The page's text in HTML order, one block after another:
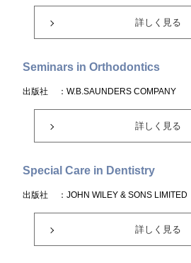
詳しく見る
Seminars in Orthodontics
出版社 ：W.B.SAUNDERS COMPANY
詳しく見る
Special Care in Dentistry
出版社 ：JOHN WILEY & SONS LIMITED
詳しく見る